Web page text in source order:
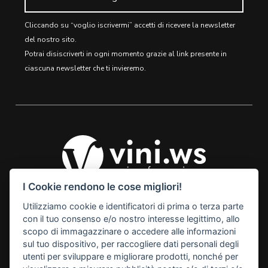
Cliccando su “voglio iscrivermi” accetti di ricevere la newsletter
del nostro sito.
Potrai disiscriverti in ogni momento grazie al link presente in
ciascuna newsletter che ti invieremo.
© 2026 Vini Webstore
Linkness
Via Miranese, 448, 30174
Mestre Venezia Italy
I Cookie rendono le cose migliori!
Utilizziamo cookie e identificatori di prima o terza parte
con il tuo consenso e/o nostro interesse legittimo, allo
scopo di immagazzinare o accedere alle informazioni
sul tuo dispositivo, per raccogliere dati personali degli
utenti per sviluppare e migliorare prodotti, nonché per